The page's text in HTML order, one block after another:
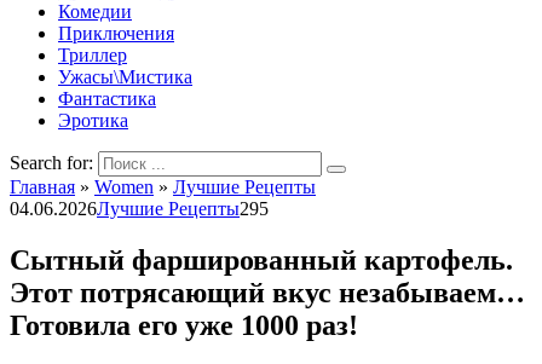
Комедии
Приключения
Триллер
Ужасы\Мистика
Фантастика
Эротика
Search for:
Главная » Women » Лучшие Рецепты
04.06.2026Лучшие Рецепты295
Сытный фаршированный картофель.
Этот потрясающий вкус незабываем…
Готовила его уже 1000 раз!